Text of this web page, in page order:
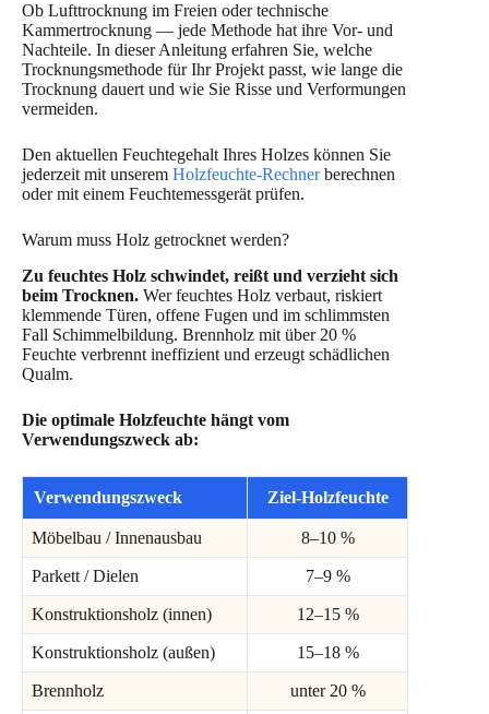
Ob Lufttrocknung im Freien oder technische
Kammertrocknung — jede Methode hat ihre Vor- und
Nachteile. In dieser Anleitung erfahren Sie, welche
Trocknungsmethode für Ihr Projekt passt, wie lange die
Trocknung dauert und wie Sie Risse und Verformungen
vermeiden.
Den aktuellen Feuchtegehalt Ihres Holzes können Sie
jederzeit mit unserem Holzfeuchte-Rechnerberechnen
oder mit einem Feuchtemessgerät prüfen.
Warum muss Holz getrocknet werden?
Zu feuchtes Holz schwindet, reißt und verzieht sich
beim Trocknen. Wer feuchtes Holz verbaut, riskiert
klemmende Türen, offene Fugen und im schlimmsten
Fall Schimmelbildung. Brennholz mit über 20 %
Feuchte verbrennt ineffizient und erzeugt schädlichen
Qualm.
Die optimale Holzfeuchte hängt vom
Verwendungszweck ab:
Verwendungszweck Ziel-Holzfeuchte
Möbelbau / Innenausbau 8–10 %
Parkett / Dielen 7–9 %
Konstruktionsholz (innen) 12–15 %
Konstruktionsholz (außen) 15–18 %
Brennholz unter 20 %